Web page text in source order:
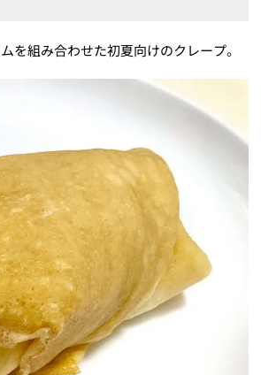
を組み合わせた初夏向けのクレープ。